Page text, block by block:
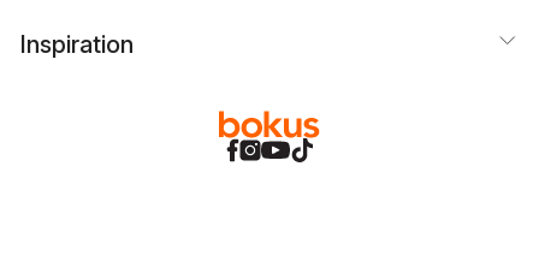
Inspiration